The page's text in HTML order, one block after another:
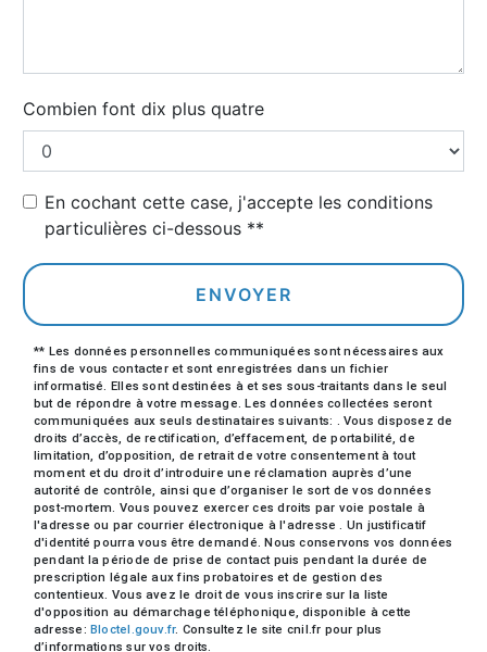
Combien font dix plus quatre
En cochant cette case, j'accepte les conditions
particulières ci-dessous **
ENVOYER
** Les données personnelles communiquées sont nécessaires aux
fins de vous contacter et sont enregistrées dans un fichier
informatisé. Elles sont destinées à et ses sous-traitants dans le seul
but de répondre à votre message. Les données collectées seront
communiquées aux seuls destinataires suivants: . Vous disposez de
droits d’accès, de rectification, d’effacement, de portabilité, de
limitation, d’opposition, de retrait de votre consentement à tout
moment et du droit d’introduire une réclamation auprès d’une
autorité de contrôle, ainsi que d’organiser le sort de vos données
post-mortem. Vous pouvez exercer ces droits par voie postale à
l'adresse ou par courrier électronique à l'adresse . Un justificatif
d'identité pourra vous être demandé. Nous conservons vos données
pendant la période de prise de contact puis pendant la durée de
prescription légale aux fins probatoires et de gestion des
contentieux. Vous avez le droit de vous inscrire sur la liste
d'opposition au démarchage téléphonique, disponible à cette
adresse:Bloctel.gouv.fr. Consultez le site cnil.fr pour plus
d’informations sur vos droits.